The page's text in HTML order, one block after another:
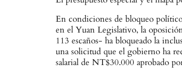
En condiciones de bloqueo
en el Yuan Legislativo, la
113 escaños- ha bloqueado la
una solicitud que el gobierno ha
salarial de NT$30.000 aprobado